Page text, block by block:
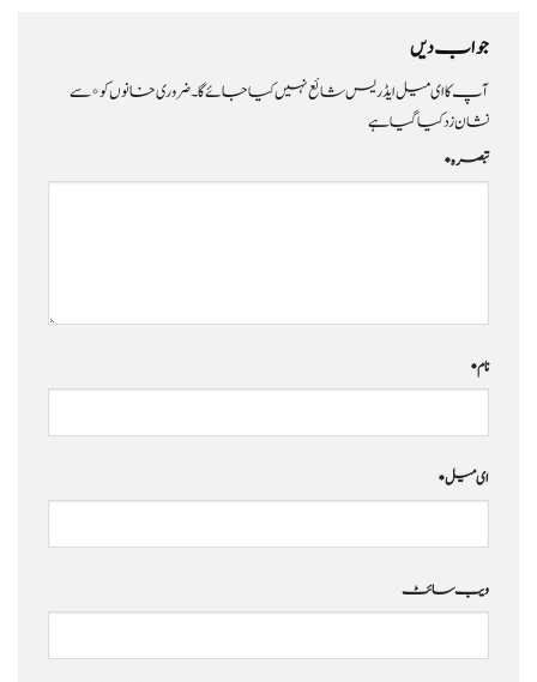
جواب دیں
آپ کا ای میل ایڈریس شائع نہیں کیا جائے گا۔ضروری خانوں کو*سے
نشان زد کیا گیا ہے
تبصرہ*
نام*
ای میل*
ویب‌ سائٹ